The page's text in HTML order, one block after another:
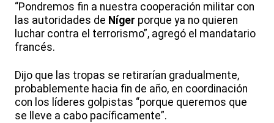
“Pondremos fin a nuestra cooperación militar con
las autoridades de Níger porque ya no quieren
luchar contra el terrorismo”, agregó el mandatario
francés.
Dijo que las tropas se retirarían gradualmente,
probablemente hacia fin de año, en coordinación
con los líderes golpistas “porque queremos que
se lleve a cabo pacíficamente”.